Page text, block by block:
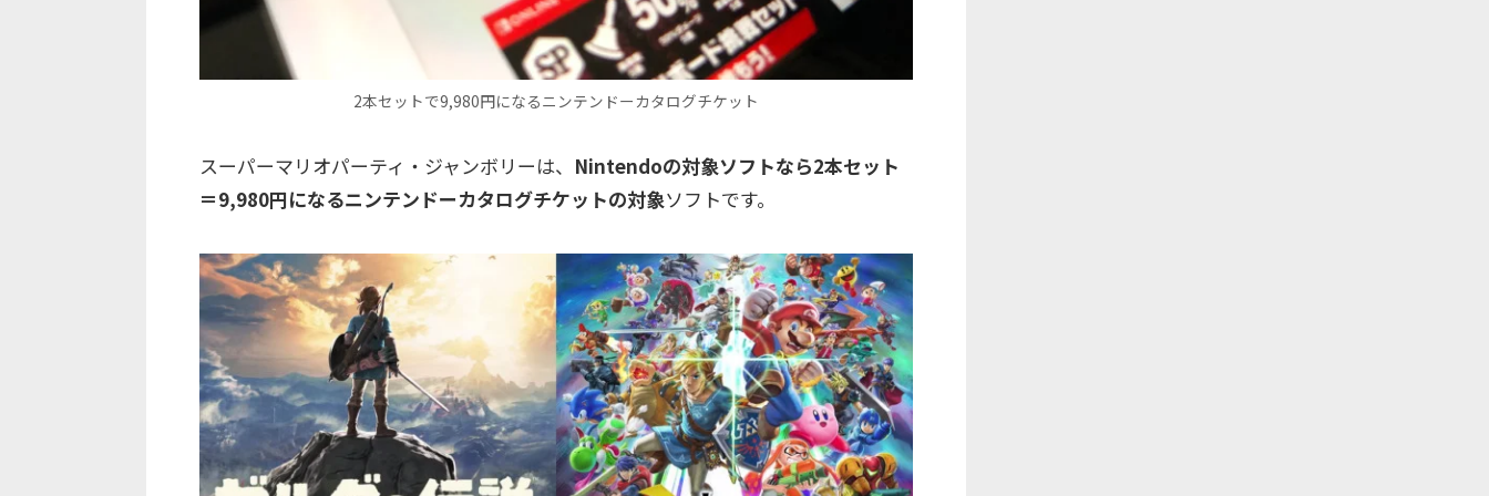
2本セットで9,980円になるニンテンドーカタログチケット
スーパーマリオパーティ・ジャンボリーは、 Nintendoの対象ソフトなら2本セット
＝9,980円になるニンテンドーカタログチケットの対象ソフトです。